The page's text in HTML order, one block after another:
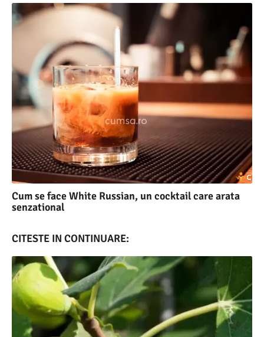
Cum se face White Russian, un cocktail care arata
senzational
CITESTE IN CONTINUARE: